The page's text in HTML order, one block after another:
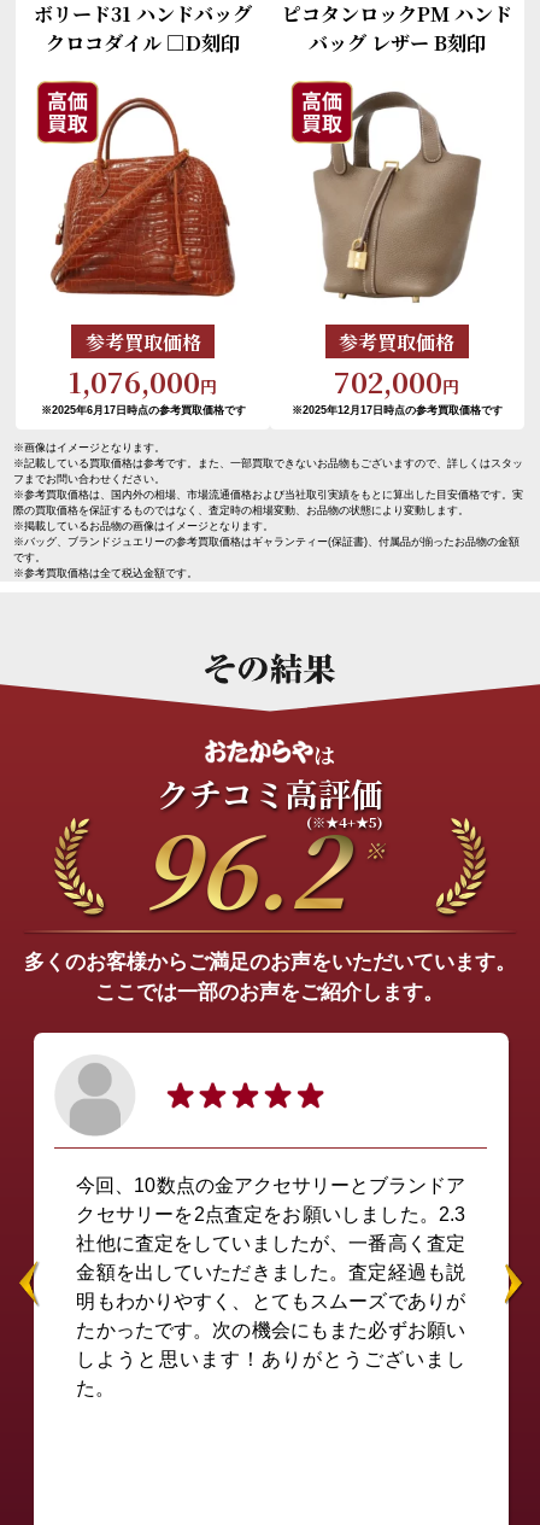
ボリード31 ハンドバッグ
クロコダイル □D刻印
参考買取価格
1,076,000円
※2025年6月17日時点の参考買取価格です
ピコタンロックPM ハンド
バッグ レザー B刻印
参考買取価格
702,000円
※2025年12月17日時点の参考買取価格です
※画像はイメージとなります。
※記載している買取価格は参考です。また、一部買取できないお品物もございますので、詳しくはスタッ
フまでお問い合わせください。
※参考買取価格は、国内外の相場、市場流通価格および当社取引実績をもとに算出した目安価格です。実
際の買取価格を保証するものではなく、査定時の相場変動、お品物の状態により変動します。
※掲載しているお品物の画像はイメージとなります。
※バッグ、ブランドジュエリーの参考買取価格はギャランティー(保証書)、付属品が揃ったお品物の金額
です。
※参考買取価格は全て税込金額です。
は
クチコミ高評価
(※★4+★5)
96.2 ※
%
多くのお客様からご満足のお声をいただいています。
ここでは一部のお声をご紹介します。
初めて来店し、店長さんにご対応いただきま
した。終始和やかにお話ししてくださり、ス
ムーズに査定いただきました。価格も想定以
上に良いお値段をつけてくださり大満足で
す！またなにかブランド品を買い取りに出す
際はこちらのお店を利用したいと思います。